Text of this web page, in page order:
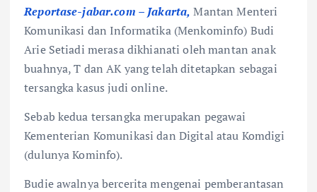
Reportase-jabar.com – Jakarta, Mantan Menteri
Komunikasi dan Informatika (Menkominfo) Budi
Arie Setiadi merasa dikhianati oleh mantan anak
buahnya, T dan AK yang telah ditetapkan sebagai
tersangka kasus judi online.
Sebab kedua tersangka merupakan pegawai
Kementerian Komunikasi dan Digital atau Komdigi
(dulunya Kominfo).
Budie awalnya bercerita mengenai pemberantasan